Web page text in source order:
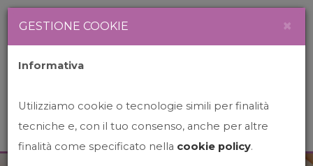
GESTIONE COOKIE ×
Informativa
Utilizziamo cookie o tecnologie simili per finalità
tecniche e, con il tuo consenso, anche per altre
finalità come specificato nella cookie policy.